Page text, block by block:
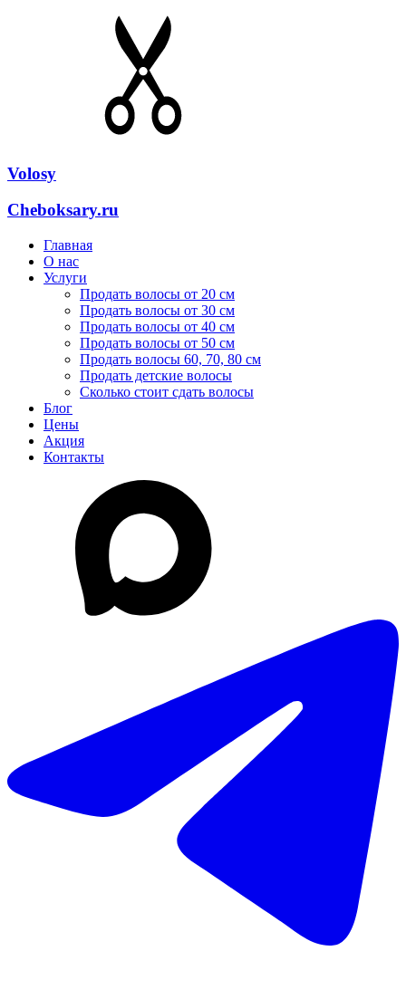
Volosy
Cheboksary.ru
Главная
О нас
Услуги
Продать волосы от 20 см
Продать волосы от 30 см
Продать волосы от 40 см
Продать волосы от 50 см
Продать волосы 60, 70, 80 см
Продать детские волосы
Сколько стоит сдать волосы
Блог
Цены
Акция
Контакты